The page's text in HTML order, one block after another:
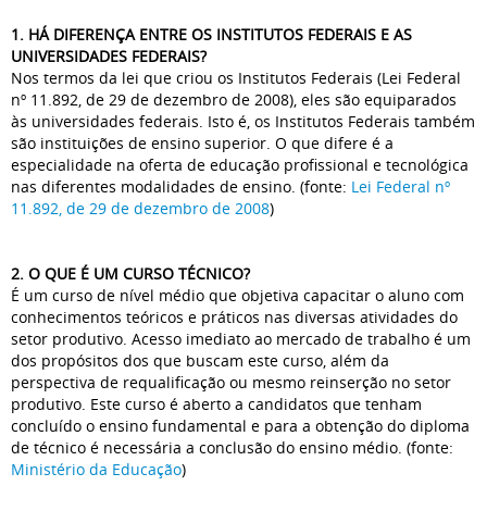
1. HÁ DIFERENÇA ENTRE OS INSTITUTOS FEDERAIS E AS
UNIVERSIDADES FEDERAIS?
Nos termos da lei que criou os Institutos Federais (Lei Federal
nº 11.892, de 29 de dezembro de 2008), eles são equiparados
às universidades federais. Isto é, os Institutos Federais também
são instituições de ensino superior. O que difere é a
especialidade na oferta de educação profissional e tecnológica
nas diferentes modalidades de ensino. (fonte: Lei Federal nº
11.892, de 29 de dezembro de 2008)
2. O QUE É UM CURSO TÉCNICO?
É um curso de nível médio que objetiva capacitar o aluno com
conhecimentos teóricos e práticos nas diversas atividades do
setor produtivo. Acesso imediato ao mercado de trabalho é um
dos propósitos dos que buscam este curso, além da
perspectiva de requalificação ou mesmo reinserção no setor
produtivo. Este curso é aberto a candidatos que tenham
concluído o ensino fundamental e para a obtenção do diploma
de técnico é necessária a conclusão do ensino médio. (fonte:
Ministério da Educação)